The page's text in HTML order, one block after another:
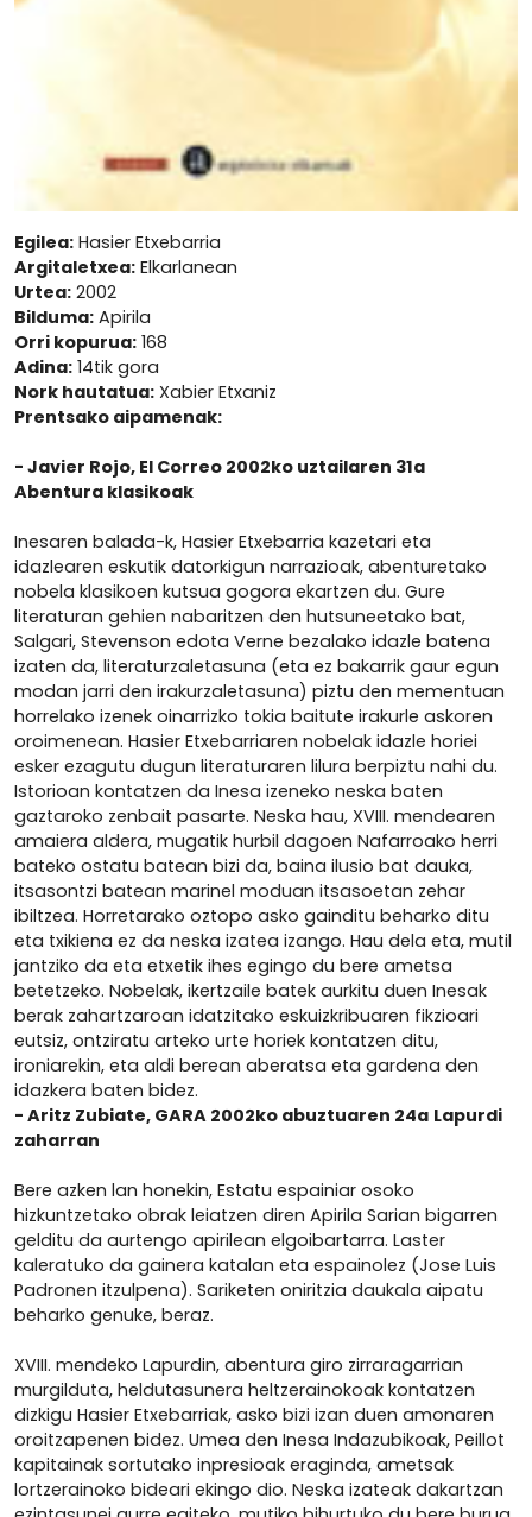
Egilea: Hasier Etxebarria
Argitaletxea: Elkarlanean
Urtea: 2002
Bilduma: Apirila
Orri kopurua: 168
Adina: 14tik gora
Nork hautatua: Xabier Etxaniz
Prentsako aipamenak:
- Javier Rojo, El Correo 2002ko uztailaren 31a
Abentura klasikoak
Inesaren balada-k, Hasier Etxebarria kazetari eta
idazlearen eskutik datorkigun narrazioak, abenturetako
nobela klasikoen kutsua gogora ekartzen du. Gure
literaturan gehien nabaritzen den hutsuneetako bat,
Salgari, Stevenson edota Verne bezalako idazle batena
izaten da, literaturzaletasuna (eta ez bakarrik gaur egun
modan jarri den irakurzaletasuna) piztu den mementuan
horrelako izenek oinarrizko tokia baitute irakurle askoren
oroimenean. Hasier Etxebarriaren nobelak idazle horiei
esker ezagutu dugun literaturaren lilura berpiztu nahi du.
Istorioan kontatzen da Inesa izeneko neska baten
gaztaroko zenbait pasarte. Neska hau, XVIII. mendearen
amaiera aldera, mugatik hurbil dagoen Nafarroako herri
bateko ostatu batean bizi da, baina ilusio bat dauka,
itsasontzi batean marinel moduan itsasoetan zehar
ibiltzea. Horretarako oztopo asko gainditu beharko ditu
eta txikiena ez da neska izatea izango. Hau dela eta, mutil
jantziko da eta etxetik ihes egingo du bere ametsa
betetzeko. Nobelak, ikertzaile batek aurkitu duen Inesak
berak zahartzaroan idatzitako eskuizkribuaren fikzioari
eutsiz, ontziratu arteko urte horiek kontatzen ditu,
ironiarekin, eta aldi berean aberatsa eta gardena den
idazkera baten bidez.
- Aritz Zubiate, GARA 2002ko abuztuaren 24a Lapurdi
zaharran
Bere azken lan honekin, Estatu espainiar osoko
hizkuntzetako obrak leiatzen diren Apirila Sarian bigarren
gelditu da aurtengo apirilean elgoibartarra. Laster
kaleratuko da gainera katalan eta espainolez (Jose Luis
Padronen itzulpena). Sariketen oniritzia daukala aipatu
beharko genuke, beraz.
XVIII. mendeko Lapurdin, abentura giro zirraragarrian
murgilduta, heldutasunera heltzerainokoak kontatzen
dizkigu Hasier Etxebarriak, asko bizi izan duen amonaren
oroitzapenen bidez. Umea den Inesa Indazubikoak, Peillot
kapitainak sortutako inpresioak eraginda, ametsak
lortzerainoko bideari ekingo dio. Neska izateak dakartzan